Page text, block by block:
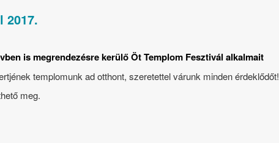
2017.
is megrendezésre kerülő Öt Templom Fesztivál alkalmait
templomunk ad otthont, szeretettel várunk minden érdeklődőt!
meg.